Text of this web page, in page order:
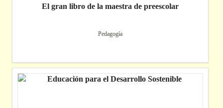
El gran libro de la maestra de preescolar
Pedagogía